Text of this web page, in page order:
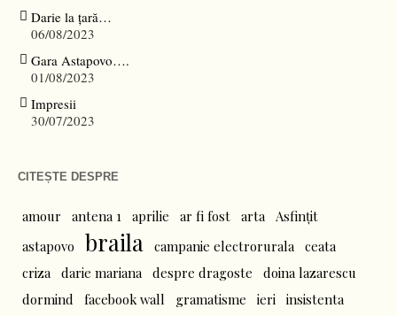
Darie la țară…
06/08/2023
Gara Astapovo….
01/08/2023
Impresii
30/07/2023
CITEȘTE DESPRE
amour antena 1 aprilie ar fi fost arta
Asfințit
astapovo
braila campanie electrorurala ceata
criza darie mariana despre dragoste
doina lazarescu
dormind
facebook wall gramatisme ieri insistenta